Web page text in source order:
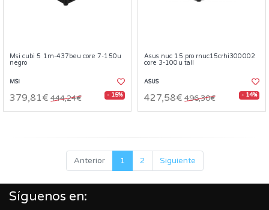
Msi cubi 5 1m-437beu core 7-150u
negro
MSI
379,81€ 444,24€ - 15%
Asus nuc 15 pro rnuc15crhi300002
core 3-100u tall
ASUS
427,58€ 496,30€ - 14%
Anterior 1 2 Siguiente
Síguenos en: